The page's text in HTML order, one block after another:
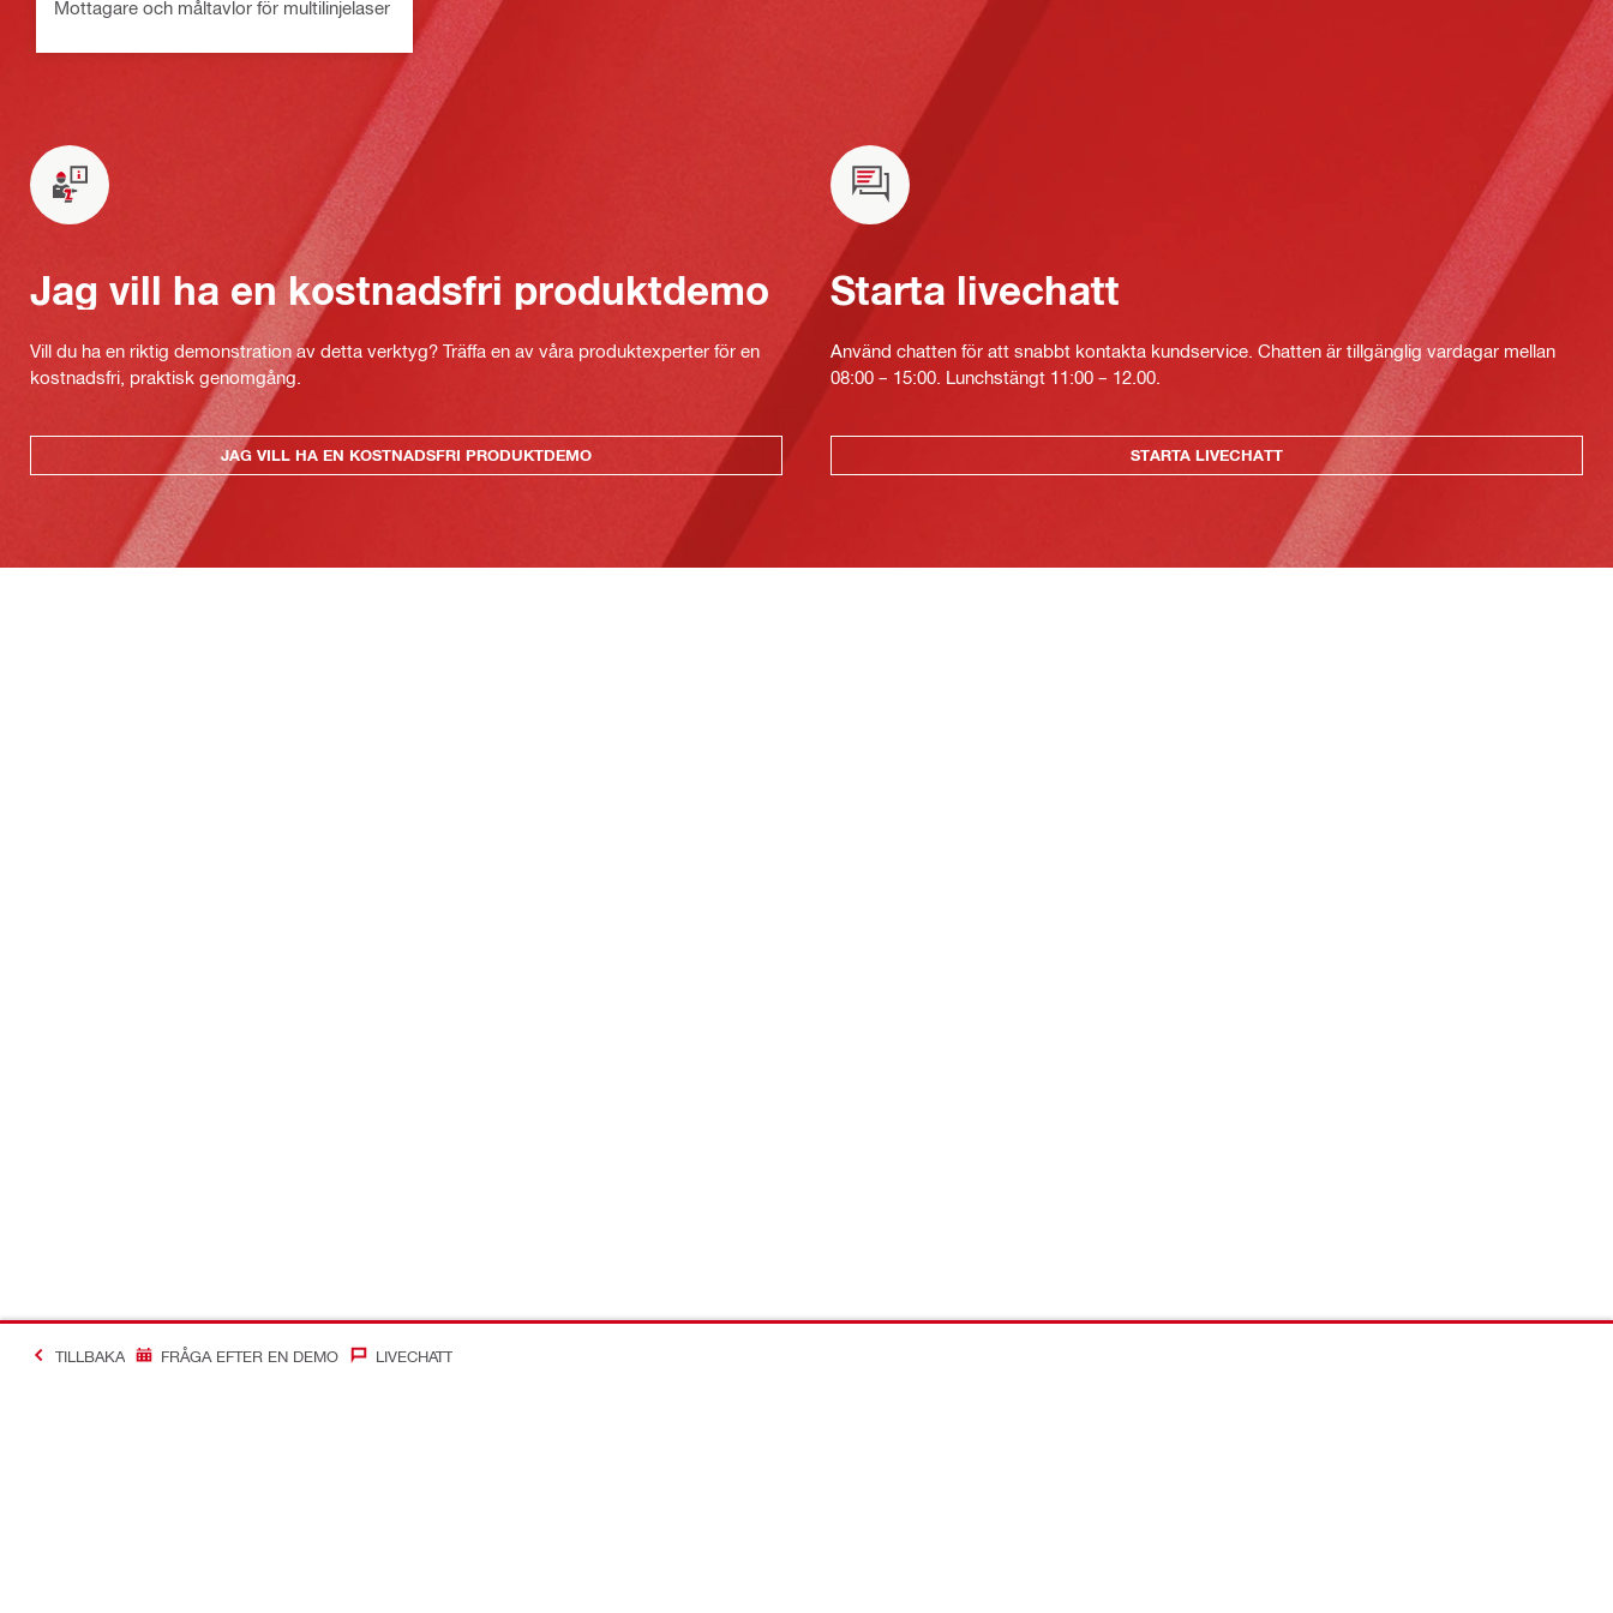
Mottagare och måltavlor för multilinjelaser
Jag vill ha en kostnadsfri produktdemo
Vill du ha en riktig demonstration av detta verktyg? Träffa en av våra produktexperter för en
kostnadsfri, praktisk genomgång.
JAG VILL HA EN KOSTNADSFRI PRODUKTDEMO
Starta livechatt
Använd chatten för att snabbt kontakta kundservice. Chatten är tillgänglig vardagar mellan
08:00 – 15:00. Lunchstängt 11:00 – 12.00.
STARTA LIVECHATT
TILLBAKA FRÅGA EFTER EN DEMO LIVECHATT